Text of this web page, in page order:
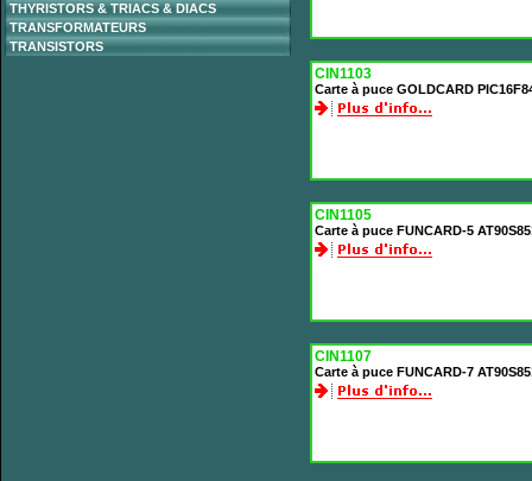
THYRISTORS & TRIACS & DIACS
TRANSFORMATEURS
TRANSISTORS
CIN1103
Carte à puce GOLDCARD
CIN1105
Carte à puce FUNCARD-5
CIN1107
Carte à puce FUNCARD-7